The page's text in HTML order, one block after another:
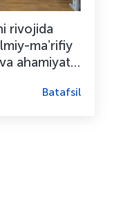
rivojida
maʼrifiy
ahamiyati”
Batafsil